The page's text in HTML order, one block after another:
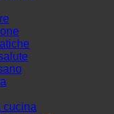
cucina